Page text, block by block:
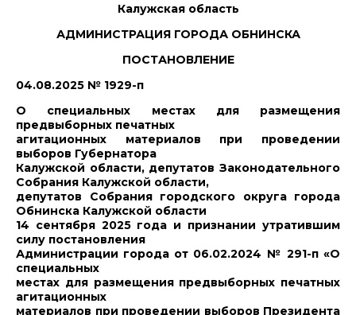
Калужская область
АДМИНИСТРАЦИЯ ГОРОДА ОБНИНСКА
ПОСТАНОВЛЕНИЕ
04.08.2025 № 1929-п
О специальных местах для размещения
предвыборных печатных
агитационных материалов при проведении
выборов Губернатора
Калужской области, депутатов Законодательного
Собрания Калужской области,
депутатов Собрания городского округа города
Обнинска Калужской области
14 сентября 2025 года и признании утратившим
силу постановления
Администрации города от 06.02.2024 № 291-п «О
специальных
местах для размещения предвыборных печатных
агитационных
материалов при проведении выборов Президента